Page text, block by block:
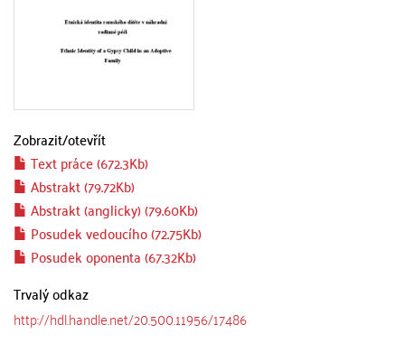
Zobrazit/otevřít
Text práce (672.3Kb)
Abstrakt (79.72Kb)
Abstrakt (anglicky) (79.60Kb)
Posudek vedoucího (72.75Kb)
Posudek oponenta (67.32Kb)
Trvalý odkaz
http://hdl.handle.net/20.500.11956/17486